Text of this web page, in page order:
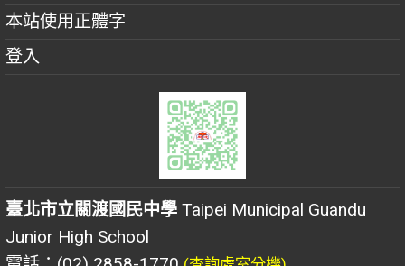
本站使用正體字
登入
臺北市立關渡國民中學 Taipei Municipal Guandu
Junior High School